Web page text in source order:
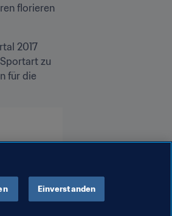
florieren
2017
zu
für die
Einverstanden